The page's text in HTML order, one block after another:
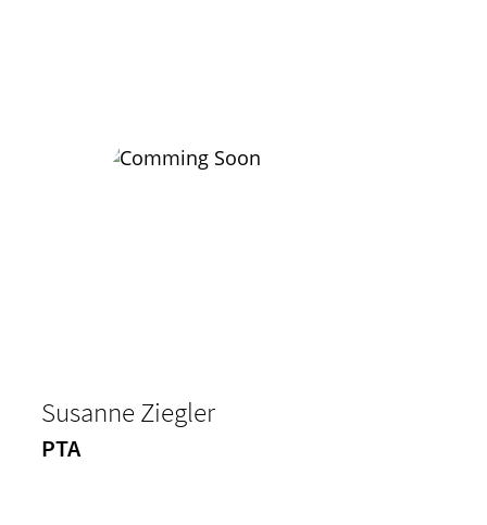
Susanne Ziegler
PTA